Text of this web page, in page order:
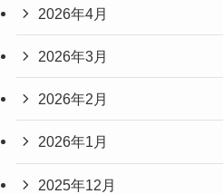
2026年4月
2026年3月
2026年2月
2026年1月
2025年12月